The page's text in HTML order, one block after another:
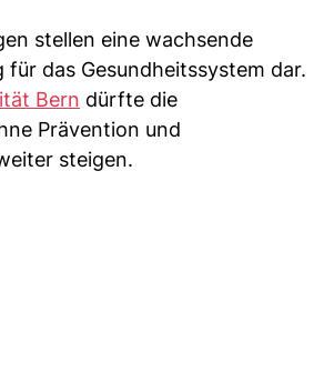
stellen eine wachsende
für das Gesundheitssystem dar.
Bern dürfte die
Prävention und
steigen.